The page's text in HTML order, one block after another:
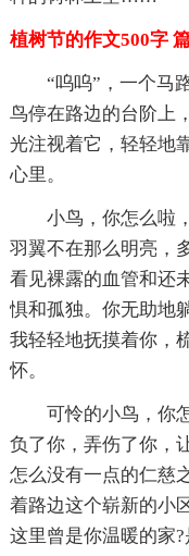
植树节的作文500字
“呜呜”，一个马
鸟停在路边的台阶上
光注视着它，轻轻地
心里。
小鸟，你怎么啦
羽翼不在那么明亮，
看见裸露的血管和还
惧和孤独。你无助地
我轻轻地抚摸着你，
怀。
可怜的小鸟，你
负了你，弄伤了你，
怎么没有一点的仁慈
着路边这个崭新的小
这里曾是你温暖的家